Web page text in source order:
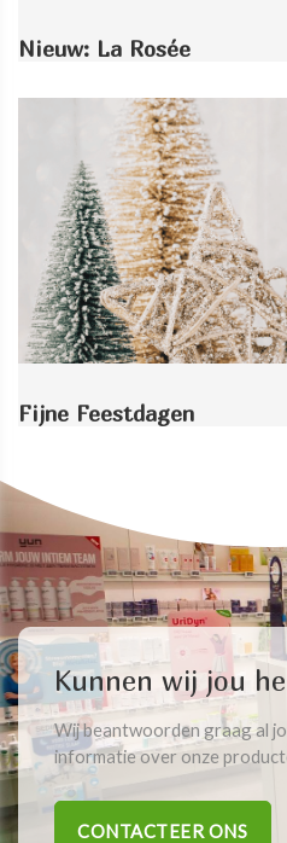
Nieuw: La Rosée
Fijne Feestdagen
Kunnen wij jou
Wij beantwoorden graag al
informatie over onze
CONTACTEER ONS